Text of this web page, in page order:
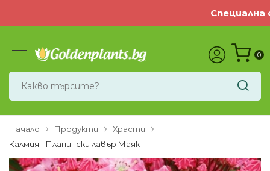
Специална
0
Начало Продукти
Храсти
Калмия - Планински лавър Маяк